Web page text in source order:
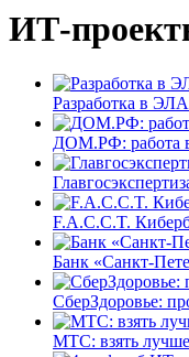
ИТ-
Разработка в
ДОМ.РФ: работа
F.A.C.C.T.
Банк «Санкт-
СберЗдоровье:
МТС: взять